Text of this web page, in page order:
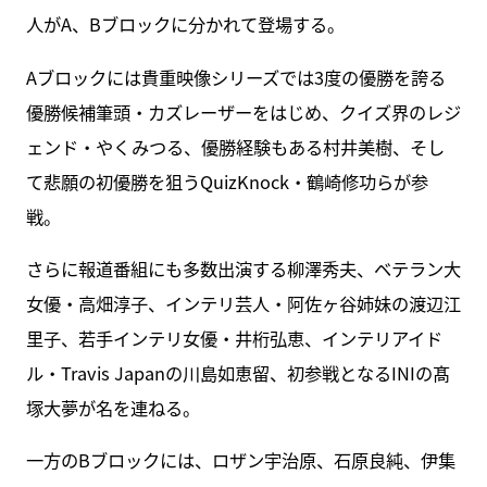
人がA、Bブロックに分かれて登場する。
Aブロックには貴重映像シリーズでは3度の優勝を誇る
優勝候補筆頭・カズレーザーをはじめ、クイズ界のレジ
ェンド・やくみつる、優勝経験もある村井美樹、そし
て悲願の初優勝を狙うQuizKnock・鶴崎修功らが参
戦。
さらに報道番組にも多数出演する柳澤秀夫、ベテラン大
女優・高畑淳子、インテリ芸人・阿佐ヶ谷姉妹の渡辺江
里子、若手インテリ女優・井桁弘恵、インテリアイド
ル・Travis Japanの川島如恵留、初参戦となるINIの髙
塚大夢が名を連ねる。
一方のBブロックには、ロザン宇治原、石原良純、伊集